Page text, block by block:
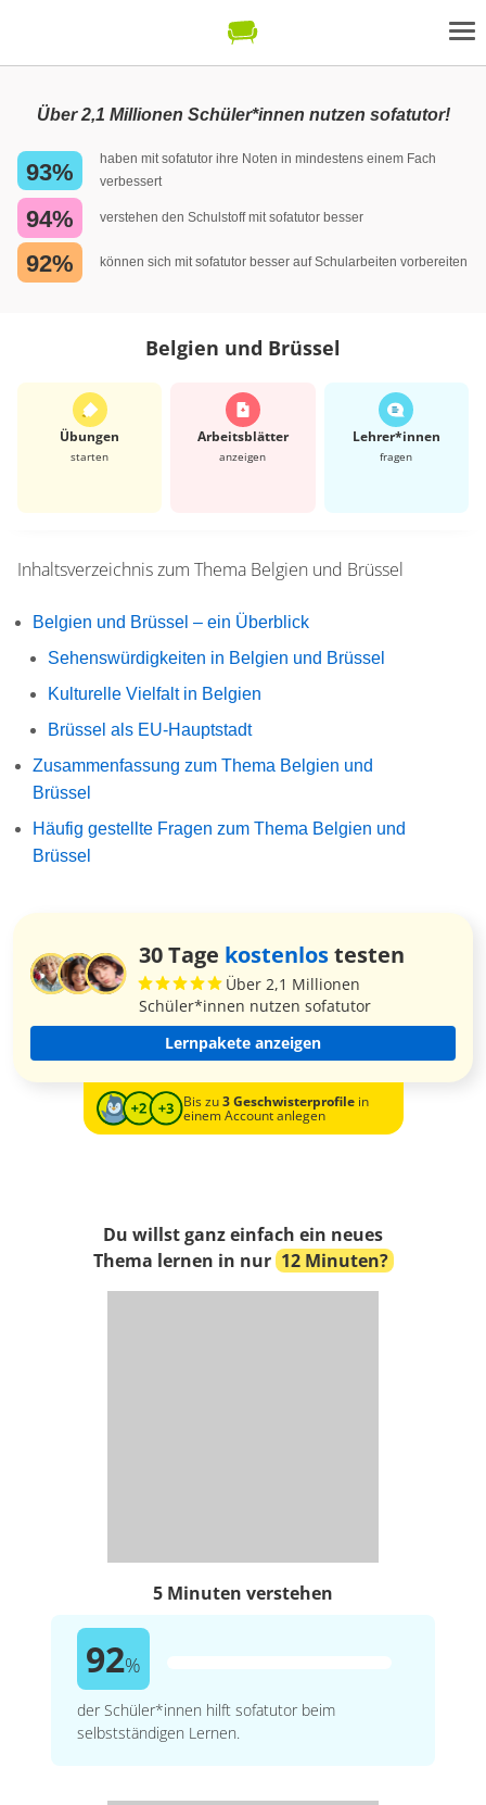
Über 2,1 Millionen Schüler*innen nutzen sofatutor!
93%
haben mit sofatutor ihre Noten in mindestens einem Fach
verbessert
94% verstehen den Schulstoff mit sofatutor besser
92% können sich mit sofatutor besser auf Schularbeiten vorbereiten
Belgien und Brüssel
Übungen
starten
Arbeits­blätter
anzeigen
Lehrer*​innen
fragen
Inhaltsverzeichnis zum Thema Belgien und Brüssel
Belgien und Brüssel – ein Überblick
Sehenswürdigkeiten in Belgien und Brüssel
Kulturelle Vielfalt in Belgien
Brüssel als EU-Hauptstadt
Zusammenfassung zum Thema Belgien und
Brüssel
Häufig gestellte Fragen zum Thema Belgien und
Brüssel
30 Tage kostenlostesten
Über 2,1 Millionen
Schüler*innen nutzen sofatutor
Lernpakete anzeigen
Bis zu3 Geschwisterprofilein
einem Account anlegen
Du willst ganz einfach ein neues
Thema lernen in nur 12 Minuten?
5 Minuten verstehen
92%
der Schüler*innen hilft sofatutor beim
selbstständigen Lernen.